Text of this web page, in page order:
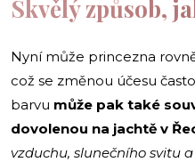
Skvělý způsob,
Nyní může princezna
což se změnou účesu
barvu může pak také
dovolenou na jachtě v
vzduchu, slunečního svitu